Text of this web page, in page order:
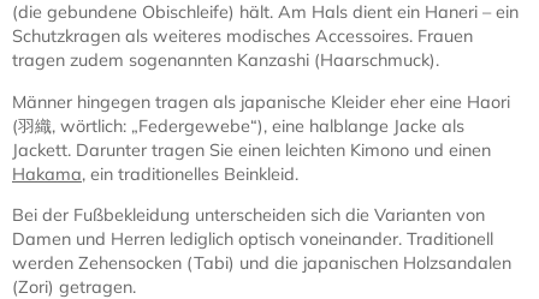
(die gebundene Obischleife) hält. Am Hals dient ein Haneri – ein
Schutzkragen als weiteres modisches Accessoires. Frauen
tragen zudem sogenannten Kanzashi (Haarschmuck).
Männer hingegen tragen als japanische Kleider eher eine Haori
(羽織, wörtlich: „Federgewebe“), eine halblange Jacke als
Jackett. Darunter tragen Sie einen leichten Kimono und einen
Hakama, ein traditionelles Beinkleid.
Bei der Fußbekleidung unterscheiden sich die Varianten von
Damen und Herren lediglich optisch voneinander. Traditionell
werden Zehensocken (Tabi) und die japanischen Holzsandalen
(Zori) getragen.